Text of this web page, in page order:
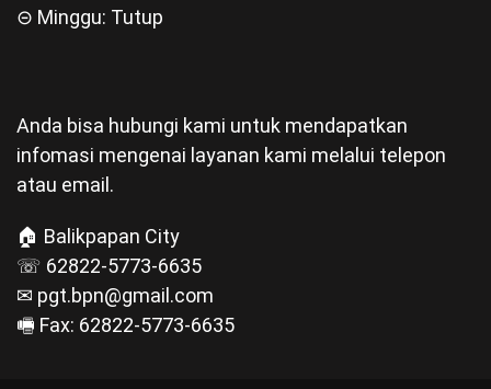
⊝ Minggu: Tutup
Anda bisa hubungi kami untuk mendapatkan
infomasi mengenai layanan kami melalui telepon
atau email.
🏠 Balikpapan City
☏ 62822-5773-6635
✉ pgt.bpn@gmail.com
🖷 Fax: 62822-5773-6635